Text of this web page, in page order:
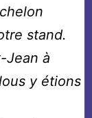
stand.
Jean à
y étions